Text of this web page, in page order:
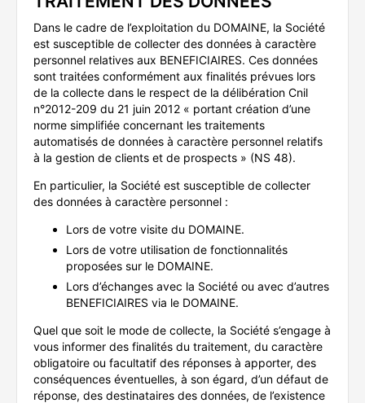
Dans le cadre de l’exploitation du DOMAINE, la Société
est susceptible de collecter des données à caractère
personnel relatives aux BENEFICIAIRES. Ces données
sont traitées conformément aux finalités prévues lors
de la collecte dans le respect de la délibération Cnil
n°2012-209 du 21 juin 2012 « portant création d’une
norme simplifiée concernant les traitements
automatisés de données à caractère personnel relatifs
à la gestion de clients et de prospects » (NS 48).
En particulier, la Société est susceptible de collecter
des données à caractère personnel :
Lors de votre visite du DOMAINE.
Lors de votre utilisation de fonctionnalités
proposées sur le DOMAINE.
Lors d’échanges avec la Société ou avec d’autres
BENEFICIAIRES via le DOMAINE.
Quel que soit le mode de collecte, la Société s’engage à
vous informer des finalités du traitement, du caractère
obligatoire ou facultatif des réponses à apporter, des
conséquences éventuelles, à son égard, d’un défaut de
réponse, des destinataires des données, de l’existence